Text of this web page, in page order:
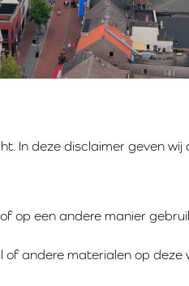
In deze disclaimer geven wij
op een andere manier
andere materialen op deze